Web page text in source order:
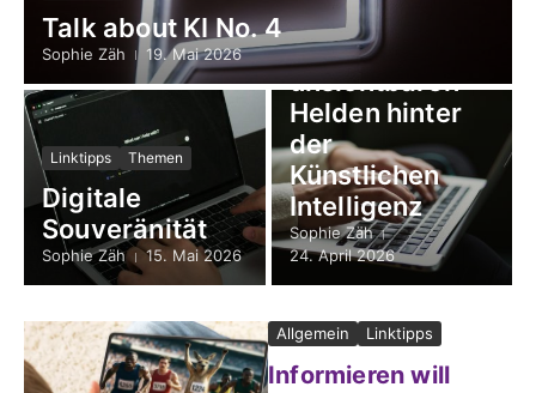
Talk about KI No. 4
Sophie Zäh 19. Mai 2026
Linktipps Themen
Digitale
Souveränität
Sophie Zäh 15. Mai 2026
Linktipps
Die
unsichtbaren
Helden hinter
der
Künstlichen
Intelligenz
Sophie Zäh
24. April 2026
Allgemein Linktipps
Informieren will